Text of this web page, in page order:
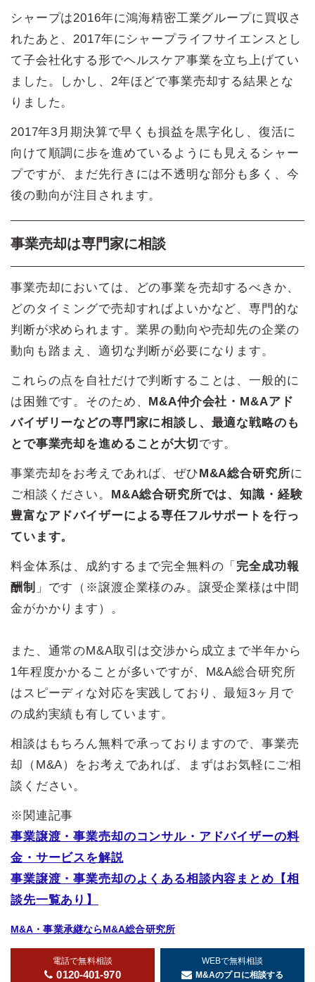
シャープは2016年に鴻海精密工業グループに買収さ
れたあと、2017年にシャープライフサイエンスとし
て子会社化する形でヘルスケア事業を立ち上げてい
ました。しかし、2年ほどで事業売却する結果とな
りました。
2017年3月期決算で早くも損益を黒字化し、復活に
向けて順調に歩を進めているようにも見えるシャー
プですが、まだ先行きには不透明な部分も多く、今
後の動向が注目されます。
事業売却は専門家に相談
事業売却においては、どの事業を売却するべきか、
どのタイミングで売却すればよいかなど、専門的な
判断が求められます。業界の動向や売却先の企業の
動向も踏まえ、適切な判断が必要になります。
これらの点を自社だけで判断することは、一般的に
は困難です。そのため、 M&A仲介会社・M&Aアド
バイザリーなどの専門家に相談し、最適な戦略のも
とで事業売却を進めることが大切 です。
事業売却をお考えであれば、ぜひM&A総合研究所に
ご相談ください。 M&A総合研究所では、知識・経験
豊富なアドバイザーによる専任フルサポートを行っ
ています。
料金体系は、成約するまで完全無料の「 完全成功報
酬制 」です（※譲渡企業様のみ。譲受企業様は中間
金がかかります）。
また、通常のM&A取引は交渉から成立まで半年から
1年程度かかることが多いですが、M&A総合研究所
はスピーディな対応を実践しており、最短3ヶ月で
の成約実績も有しています。
相談はもちろん無料で承っておりますので、事業売
却（M&A）をお考えであれば、まずはお気軽にご相
談ください。
※関連記事
事業譲渡・事業売却のコンサル・アドバイザーの料
金・サービスを解説
事業譲渡・事業売却のよくある相談内容まとめ【相
談先一覧あり】
M&A・事業承継ならM&A総合研究所
電話で無料相談
0120-401-970
WEBで無料相談
M&Aのプロに相談する